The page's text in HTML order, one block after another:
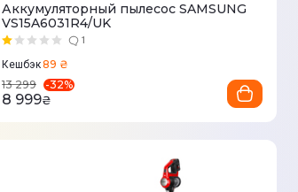
Аккумуляторный пылесос SAMSUNG
VS15A6031R4/UK
1
Кешбэк89 ₴
13 299
-32%
8 999₴